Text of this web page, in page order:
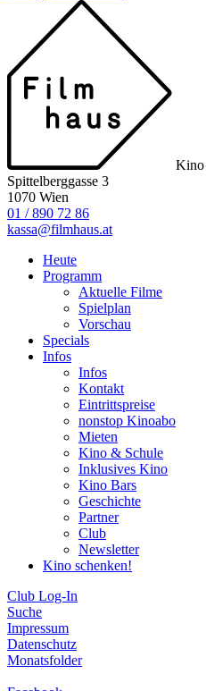
Kino
Spittelberggasse 3
1070 Wien
01 / 890 72 86
kassa@filmhaus.at
Heute
Programm
Aktuelle Filme
Spielplan
Vorschau
Specials
Infos
Infos
Kontakt
Eintrittspreise
nonstop Kinoabo
Mieten
Kino & Schule
Inklusives Kino
Kino Bars
Geschichte
Partner
Club
Newsletter
Kino schenken!
Club Log-In
Suche
Impressum
Datenschutz
Monatsfolder